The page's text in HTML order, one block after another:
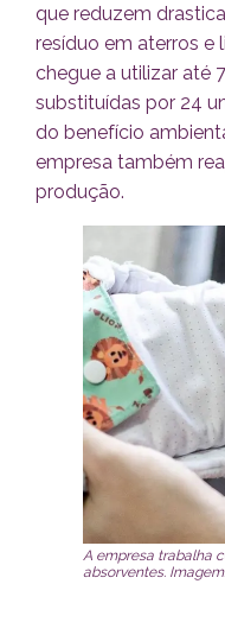
que reduzem
resíduo em aterros e
chegue a utilizar até
substituídas por 24
do benefício
empresa também
produção.
A empresa trabalha
absorventes.